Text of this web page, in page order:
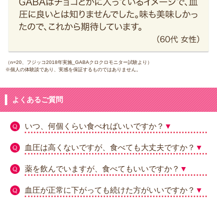
（n=20、フジッコ2018年実施_GABAクロクロモニター試験より）
※個人の体験談であり、実感を保証するものではありません。
よくあるご質問
いつ、何個くらい食べればいいですか？ ▼
血圧は高くないですが、食べても大丈夫ですか？ ▼
薬を飲んでいますが、食べてもいいですか？ ▼
血圧が正常に下がっても続けた方がいいですか？ ▼